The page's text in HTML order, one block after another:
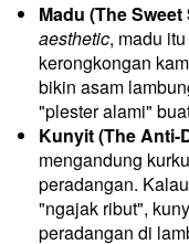
Madu (The Sweet
aesthetic, madu itu
kerongkongan
bikin asam
"plester alami"
Kunyit (The Anti-
mengandung
peradangan.
"ngajak ribut",
peradangan di